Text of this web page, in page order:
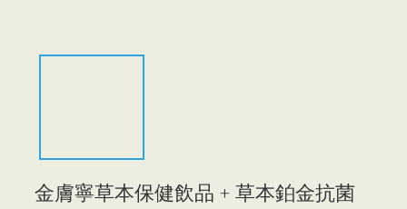
金膚寧草本保健飲品 + 草本鉑金抗菌